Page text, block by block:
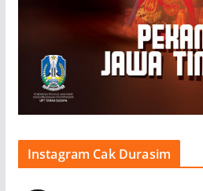
Instagram Cak Durasim